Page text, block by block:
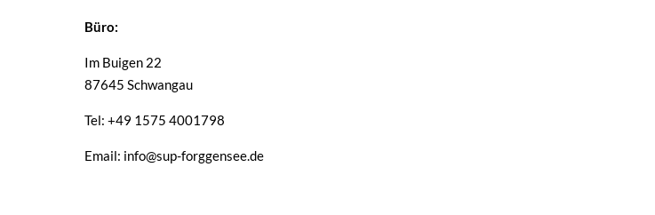
Büro:
Im Buigen 22
87645 Schwangau
Tel: +49 1575 4001798
Email: info@sup-forggensee.de